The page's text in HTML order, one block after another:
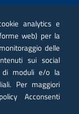
analytics e
web) per la
delle
sui social
di moduli e/o la
Per maggiori
Acconsenti